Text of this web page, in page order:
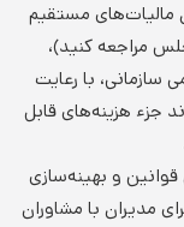
است. بر اساس ماده ۱۳۳ قانون مالیات‌های مستقیم
مراجعه کنید)،
سازمانی، با رعایت
جزء هزینه‌های قابل
و بهینه‌سازی
مدیران با مشاوران